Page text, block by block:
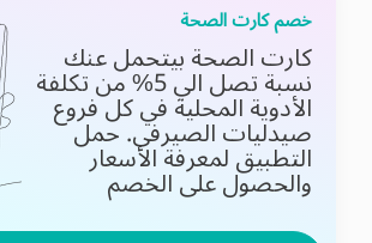
خصم كارت الصحة
كارت الصحة بيتحمل عنك
نسبة تصل الي 5% من تكلفة
الأدوية المحلية في كل فروع
صيدليات الصيرفي.حمل
التطبيق لمعرفة الأسعار
والحصول على الخصم